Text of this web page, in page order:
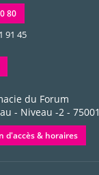
80
91 45
du Forum
- Niveau -2 - 75001
d'accès & horaires